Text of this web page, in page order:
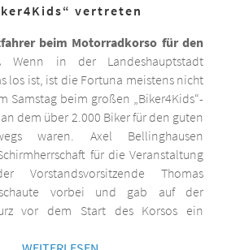
vertreten
beim Motorradkorso für den
Wenn in der Landeshauptstadt
los ist, ist die Fortuna meistens nicht
Samstag beim großen „Biker4Kids“-
dem über 2.000 Biker für den guten
waren. Axel Bellinghausen
für die Veranstaltung
Vorstandsvorsitzende Thomas
vorbei und gab auf der
vor dem Start des Korsos ein